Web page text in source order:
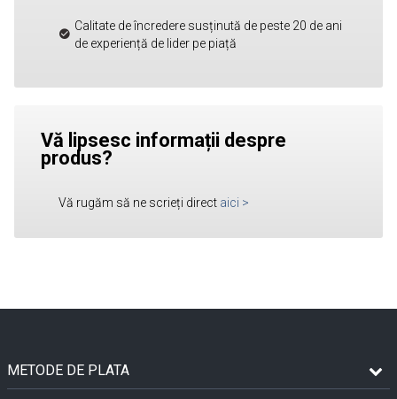
Calitate de încredere susținută de peste 20 de ani
de experiență de lider pe piață
Vă lipsesc informații despre
produs?
Vă rugăm să ne scrieți direct aici >
METODE DE PLATA